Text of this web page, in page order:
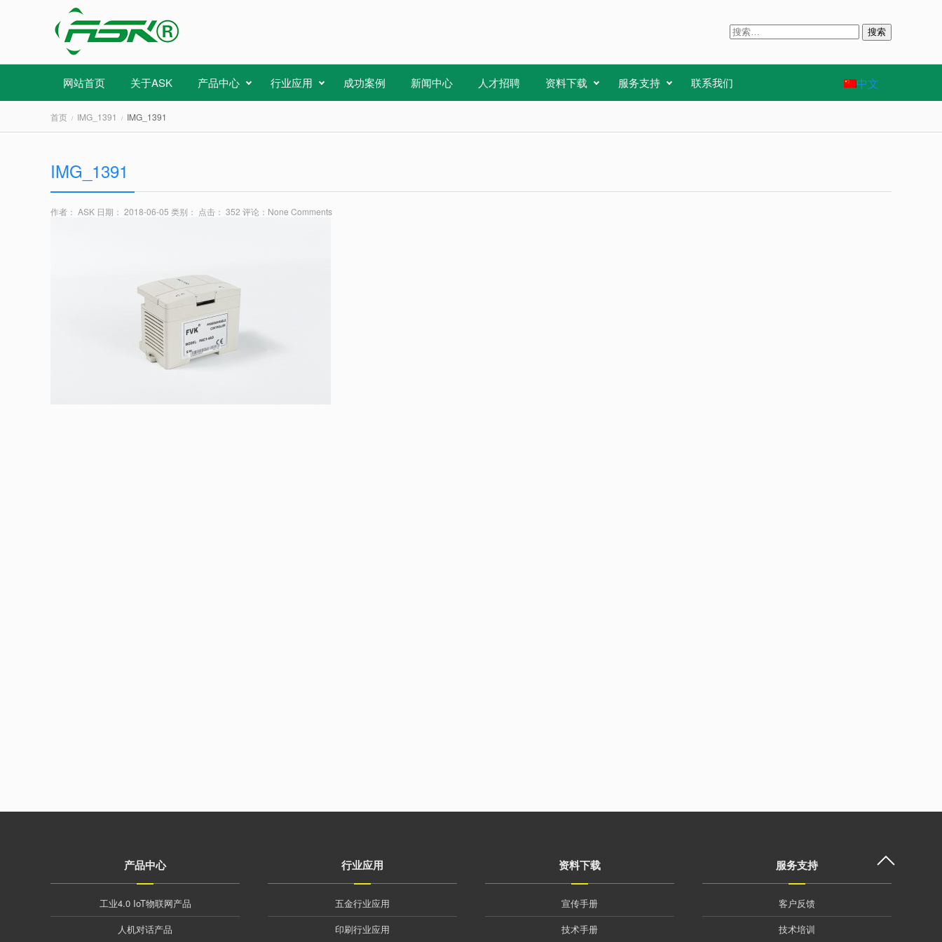
搜
网站首页 关于ASK 产品中心 行业应用 成功案例 新闻中心 人才招聘 资料下载 服务支持 联系我们 中文
首页 IMG_1391 IMG_1391
IMG_1391
作者： ASK 日期： 2018-06-05 类别： 点击： 352 评论： None Comments
产品中心
工业4.0 IoT物联网产品
人机对话产品
行业应用
五金行业应用
印刷行业应用
资料下载
宣传手册
技术手册
服务支持
客户反馈
技术培训